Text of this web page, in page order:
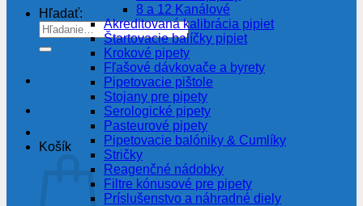
Hľadať:
Košík
8 a 12 Kanálové
Akreditovaná kalibrácia pipiet
Štartovacie balíčky pipiet
Krokové pipety
Fľašové dávkovače a byrety
Pipetovacie pištole
Stojany pre pipety
Serologické pipety
Pasteurové pipety
Pipetovacie balóniky & Cumlíky
Stričky
Reagenčné nádobky
Filtre kónusové pre pipety
Príslušenstvo a náhradné diely